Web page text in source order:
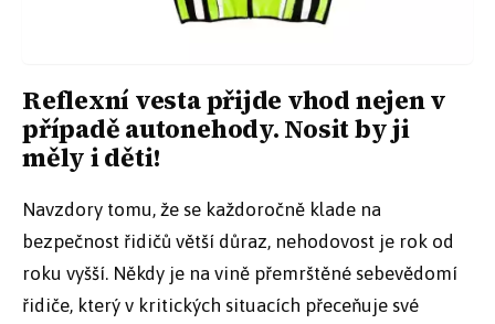
Reflexní vesta přijde vhod nejen v
případě autonehody. Nosit by ji
měly i děti!
Navzdory tomu, že se každoročně klade na
bezpečnost řidičů větší důraz, nehodovost je rok od
roku vyšší. Někdy je na vině přemrštěné sebevědomí
řidiče, který v kritických situacích přeceňuje své